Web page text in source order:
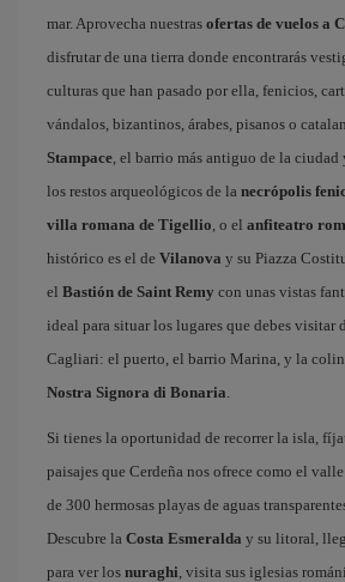
mar. Aprovecha nuestras ofertas de vuelos a
disfrutar de una tierra donde encontrarás
culturas que han pasado por ella, fenicios,
vándalos, bizantinos, árabes, pisanos o
Stampace, el barrio más antiguo de la ciudad
los restos arqueológicos de la necrópolis
villa romana de Tigellio, o el anfiteatro
histórico es el de Vilanova y su Piazza
el Bastión de Saint Remy con unas vistas
ideal para situar los lugares que debes visitar
Cagliari: el puerto, el barrio Marina, y la
Nostra Signora di Bonaria.
Si tienes la oportunidad de recorrer la isla,
paisajes que Cerdeña nos ofrece como el
de 300 hermosas playas de aguas
Descubre la Costa Esmeralda y su litoral,
para ver los nuraghi, visita sus iglesias